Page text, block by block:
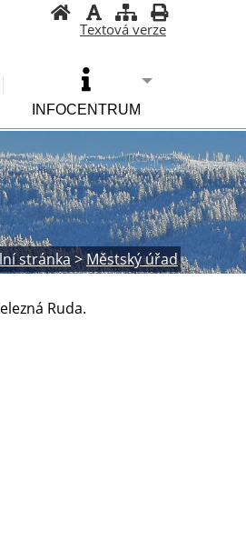
Textová verze
INFOCENTRUM
stránka>Městský úřad
Ruda.